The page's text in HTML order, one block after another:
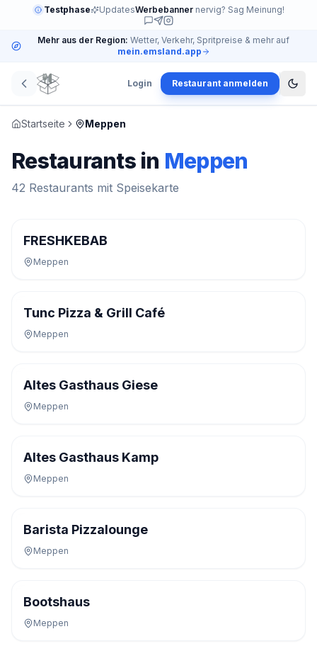
Testphase UpdatesWerbebanner nervig? Sag Meinung!
Mehr aus der Region: Wetter, Verkehr, Spritpreise & mehr auf
mein.emsland.app
Login Restaurant anmelden
Startseite Meppen
Restaurants in Meppen
42 Restaurants mit Speisekarte
FRESHKEBAB
Meppen
Tunc Pizza & Grill Café
Meppen
Altes Gasthaus Giese
Meppen
Altes Gasthaus Kamp
Meppen
Barista Pizzalounge
Meppen
Bootshaus
Meppen